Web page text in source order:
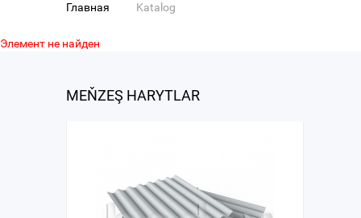
Главная Katalog
Элемент не найден
MEŇZEŞ HARYTLAR